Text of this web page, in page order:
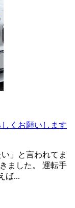
くお願いします
」と言われてま
ました。 運転手
ば...